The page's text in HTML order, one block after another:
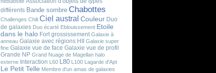
différents Bande sombre Chabottes
Challenges Chili Ciel austral Couleur Duo
de galaxies Duo écarté Eblouissement Etoile
dans le halo Fort grossissement Galaxie à
anneau Galaxie avec régions HII
Galaxie super
fine Galaxie vue de face Galaxie vue de profil
Grande NP Grand Nuage de Magellan halo
externe Interaction L60 L80 L100 Lagarde d'Apt
Le Petit Telle Membre d'un amas de galaxies